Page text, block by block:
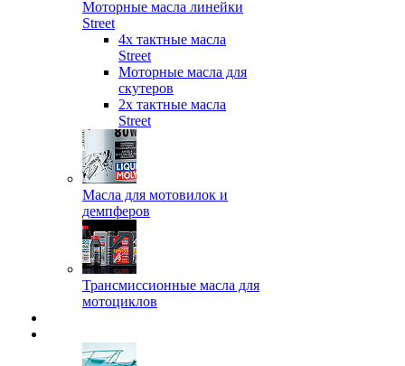
Моторные масла линейки
Street
4х тактные масла
Street
Моторные масла для
скутеров
2х тактные масла
Street
Масла для мотовилок и
демпферов
Трансмиссионные масла для
мотоциклов